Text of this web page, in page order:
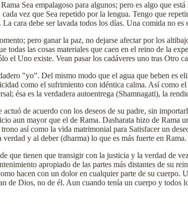
Sea empalagoso para algunos; pero es algo que
vez que Sea repetido por la lengua. Tengo que
cara debe ser lavada todos los días. Una comida no
pero ganar la paz, no dejarse afectar por los
todas las cosas materiales que caen en el reino de la
el Uno existe. Vean pasar los cadáveres uno tras Otro
"yo”. Del mismo modo que el agua que beben es
como el sufrimiento con idéntica calma. Así como
ésa es la verdadera autoentrega (Shamnagati), la
de acuerdo con los deseos de su padre, sin
aun mayor que el de Rama. Dasharata hizo de Rama
así como la vida matrimonial para Satisfacer un
y al deber (dharma) lo que es más fuerte en Rama.
que tienen que transigir con la justicia y la verdad de
apropiado de las partes más distantes de su
hacen con un dolor en cualquier parte de su
de Dios, no de él. Aun cuando tenía un cuerpo y todos